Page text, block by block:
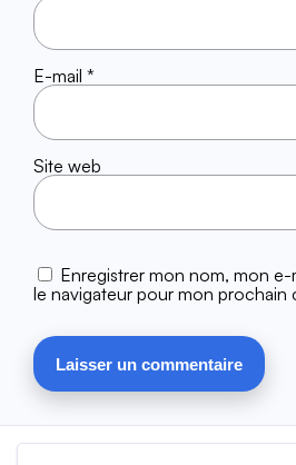
E-mail *
Site web
Enregistrer mon nom, mon e-
le navigateur pour mon prochain